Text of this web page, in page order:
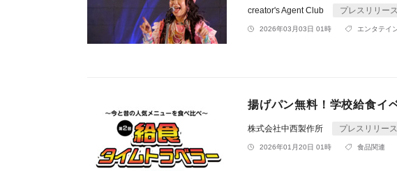
creator's Agent Club プレスリリース
2026年03月03日 01時 エンタテイ
揚げパン無料！学校給食イ
株式会社中西製作所 プレスリリース
2026年01月20日 01時 食品関連